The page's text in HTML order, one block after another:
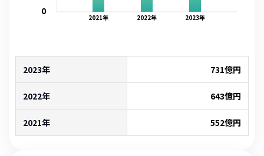
2021年 2022年 2023年
0
2023年 731億円
2022年 643億円
2021年 552億円